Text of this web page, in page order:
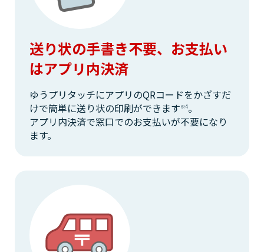
送り状の手書き不要、お支払い
はアプリ内決済
ゆうプリタッチにアプリのQRコードをかざすだ
けで簡単に送り状の印刷ができます※4。
アプリ内決済で窓口でのお支払いが不要になり
ます。